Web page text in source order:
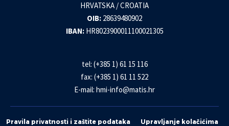
HRVATSKA / CROATIA
OIB: 28639480902
IBAN: HR8023900011100021305
tel: (+385 1) 61 15 116
fax: (+385 1) 61 11 522
E-mail: hmi-info@matis.hr
Pravila privatnosti i zaštite podataka Upravljanje kolačićima